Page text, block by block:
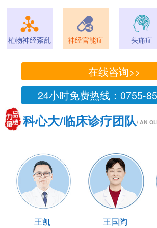
植物神经紊乱 神经官能症 头痛症
在线咨询>>
24小时免费热线：0755-
科心大/临床诊疗团队/ AN
王凯
王国陶